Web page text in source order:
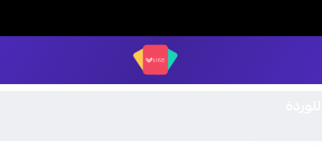
LUCK STORE